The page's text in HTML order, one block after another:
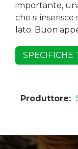
importante,
che si
lato. Buon
SPECIFICHE
Produttore: